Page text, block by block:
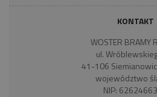
KONTAKT
WOSTER BRAMY
ul.
41-106
województwo
NIP: